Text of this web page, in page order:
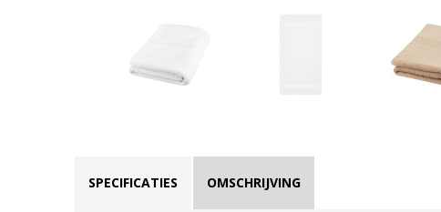
SPECIFICATIES OMSCHRIJVING